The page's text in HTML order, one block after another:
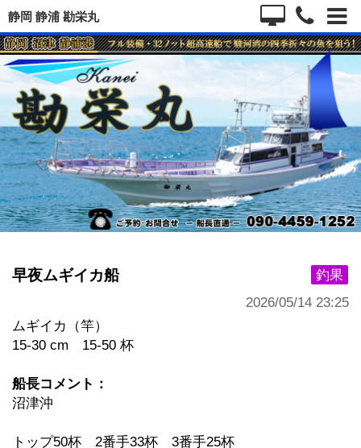
静岡 静浦 勘栄丸
釣果
早夜ムギイカ船
2026/05/14 23:25
ムギイカ（竿）
15-30 cm 15-50 杯
船長コメント：
沼津沖
トップ50杯 2番手33杯 3番手25杯